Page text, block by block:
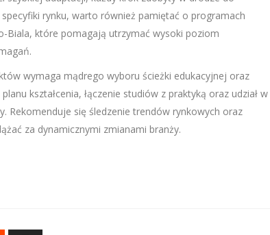
rynku, warto również pamiętać o programach
Biala, które pomagają utrzymać wysoki poziom
wymaga mądrego wyboru ścieżki edukacyjnej oraz
kształcenia, łączenie studiów z praktyką oraz udział w
Rekomenduje się śledzenie trendów rynkowych oraz
za dynamicznymi zmianami branży.